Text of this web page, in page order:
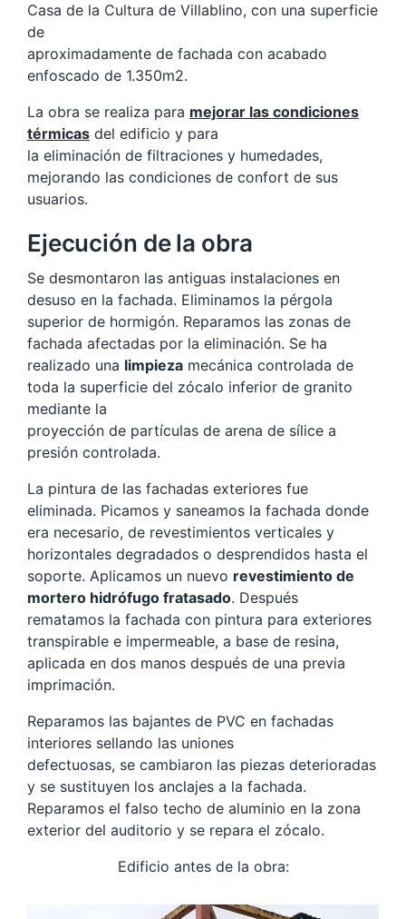
Casa de la Cultura de Villablino, con una superficie
de
aproximadamente de fachada con acabado
enfoscado de 1.350m2.
La obra se realiza para mejorar las condiciones
térmicas del edificio y para
la eliminación de filtraciones y humedades,
mejorando las condiciones de confort de sus
usuarios.
Ejecución de la obra
Se desmontaron las antiguas instalaciones en
desuso en la fachada. Eliminamos la pérgola
superior de hormigón. Reparamos las zonas de
fachada afectadas por la eliminación. Se ha
realizado una limpieza mecánica controlada de
toda la superficie del zócalo inferior de granito
mediante la
proyección de partículas de arena de sílice a
presión controlada.
La pintura de las fachadas exteriores fue
eliminada. Picamos y saneamos la fachada donde
era necesario, de revestimientos verticales y
horizontales degradados o desprendidos hasta el
soporte. Aplicamos un nuevo revestimiento de
mortero hidrófugo fratasado. Después
rematamos la fachada con pintura para exteriores
transpirable e impermeable, a base de resina,
aplicada en dos manos después de una previa
imprimación.
Reparamos las bajantes de PVC en fachadas
interiores sellando las uniones
defectuosas, se cambiaron las piezas deterioradas
y se sustituyen los anclajes a la fachada.
Reparamos el falso techo de aluminio en la zona
exterior del auditorio y se repara el zócalo.
Edificio antes de la obra: